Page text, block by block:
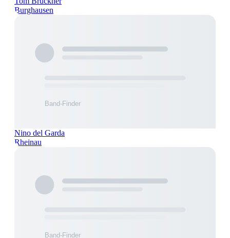
Burghausen
Nino del Garda
Rheinau